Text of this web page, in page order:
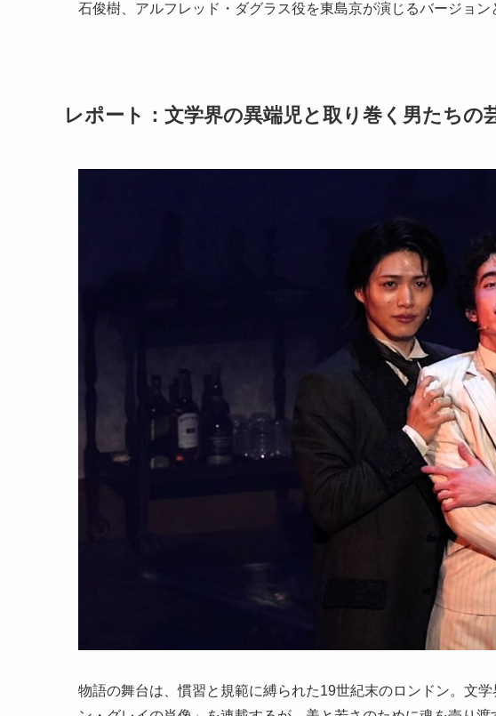
石俊樹、アルフレッド・ダグラス役を東島京が演じるバージョン
レポート：文学界の異端児と取り巻く男たちの
物語の舞台は、慣習と規範に縛られた19世紀末のロンドン。文